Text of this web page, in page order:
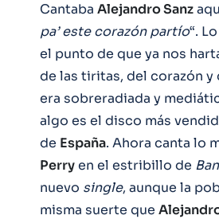
Cantaba Alejandro Sanz
pa’ este corazón partío“.
el punto de que ya nos
de las tiritas, del corazón y
era sobreradiada y
algo es el disco más
de España. Ahora canta lo
Perryen el estribillo de
nuevo single, aunque la
misma suerte que